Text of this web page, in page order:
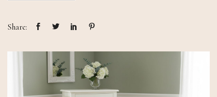
Share: